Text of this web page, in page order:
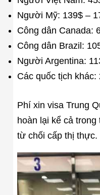
Người Mỹ: 139$ –
Công dân Canada:
Công dân Brazil:
Người Argentina:
Các quốc tịch khác:
Phí xin visa Trung
hoàn lại kể cả
từ chối cấp thị thực.